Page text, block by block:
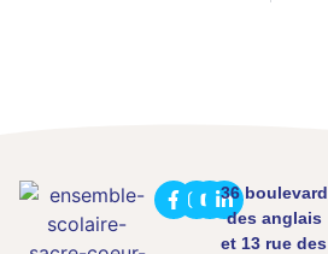
36 boulevard
des anglais
et 13 rue des